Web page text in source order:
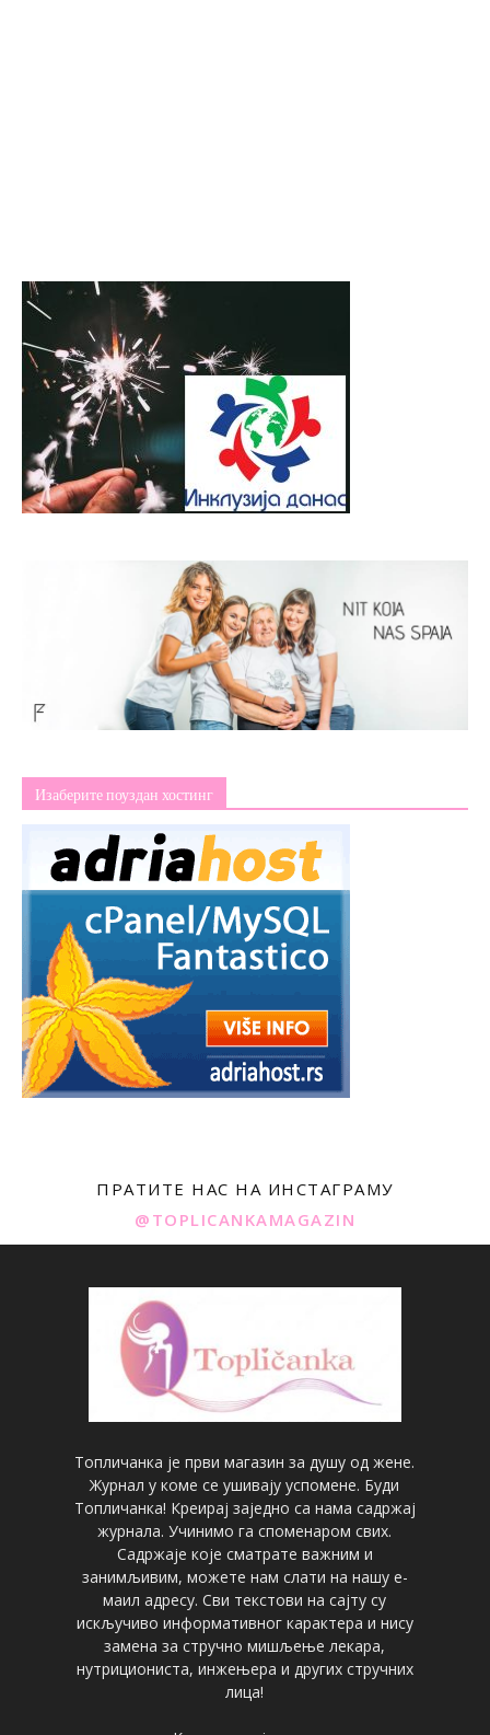
Изаберите поуздан хостинг
ПРАТИТЕ НАС НА ИНСТАГРАМУ
@TOPLICANKAMAGAZIN
Топличанка је први магазин за душу од жене.
Журнал у коме се ушивају успомене. Буди
Топличанка! Креирај заједно са нама садржај
журнала. Учинимо га споменаром свих.
Садржаје које сматрате важним и
занимљивим, можете нам слати на нашу е-
маил адресу. Сви текстови на сајту су
искључиво информативног карактера и нису
замена за стручно мишљење лекара,
нутрициониста, инжењера и других стручних
лица!